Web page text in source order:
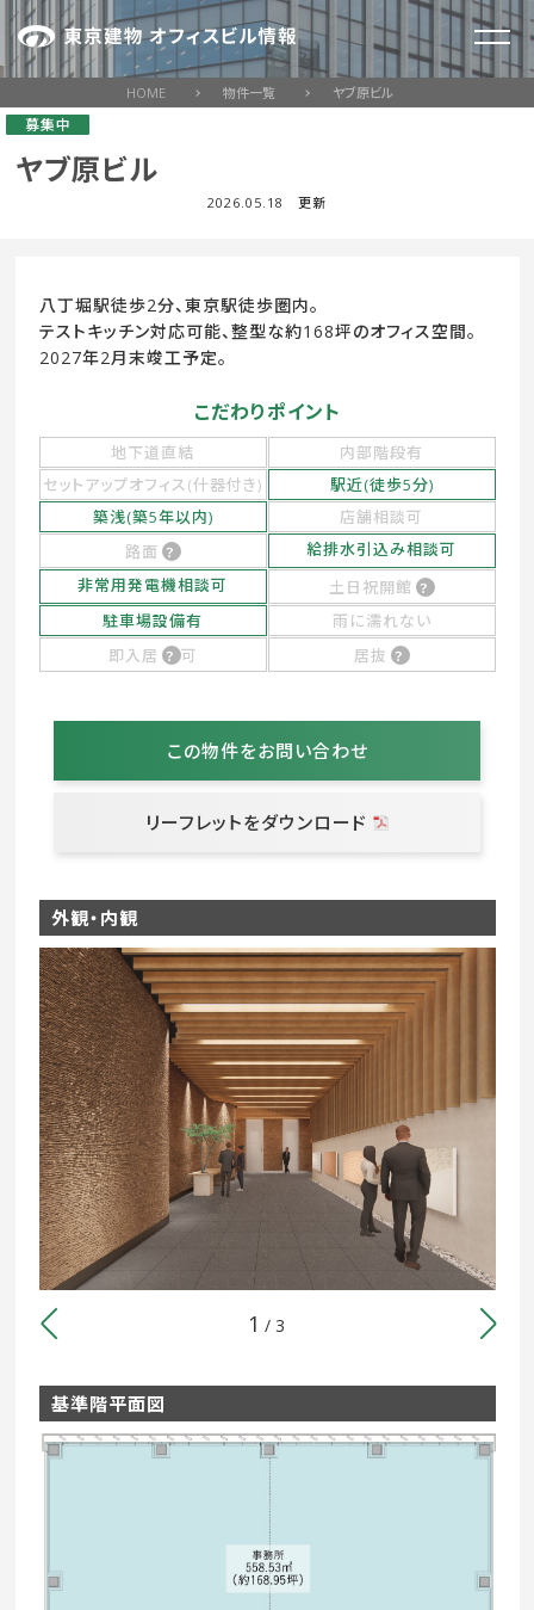
HOME 物件一覧 ヤブ原ビル
募集中
ヤブ原ビル
2026.05.18 更新
八丁堀駅徒歩2分、東京駅徒歩圏内。
テストキッチン対応可能、整型な約168坪のオフィス空間。
2027年2月末竣工予定。
こだわりポイント
地下道直結
内部階段有
セットアップオフィス(什器付き)
駅近(徒歩5分)
築浅(築5年以内)
店舗相談可
路面
給排水引込み相談可
非常用発電機相談可
土日祝開館
駐車場設備有
雨に濡れない
即入居
可 居抜
この物件をお問い合わせ
リーフレットをダウンロード
外観・内観
1 / 3
基準階平面図